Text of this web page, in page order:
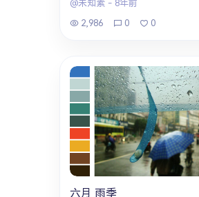
@未知素 - 8年前
2,986
0 0
六月 雨季